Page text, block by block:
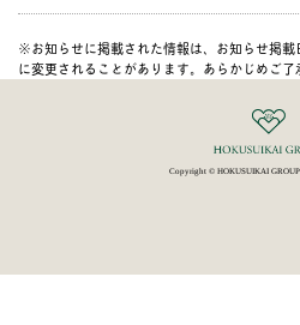
※お知らせに掲載された情報は、お知らせ掲
に変更されることがあります。あらかじめご了
Copyright © HOKUSUIKAI GROUP